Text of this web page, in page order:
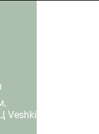
Veshki